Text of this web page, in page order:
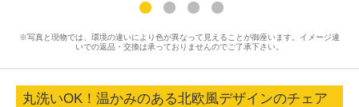
※写真と現物では、環境の違いにより色が異なって見えることが御座います。イメージ違
いでの返品・交換は承っておりませんのでご了承下さい。
丸洗いOK！温かみのある北欧風デザインのチェア